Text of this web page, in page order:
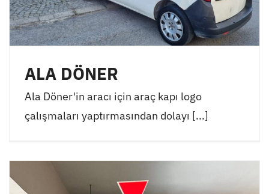
ALA DÖNER
Ala Döner'in aracı için araç kapı logo
çalışmaları yaptırmasından dolayı [...]